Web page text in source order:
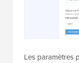
Les paramètres